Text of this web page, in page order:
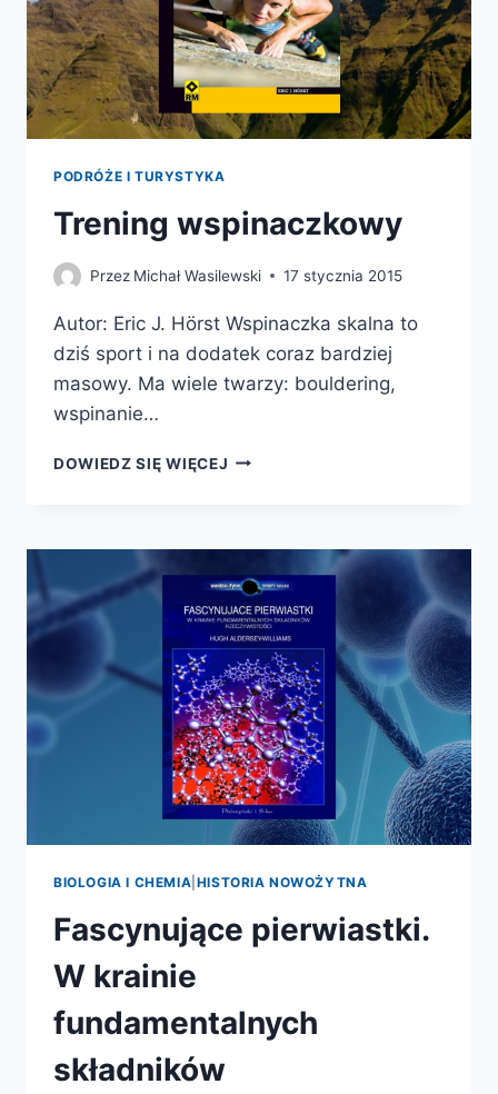
PODRÓŻE I TURYSTYKA
Trening wspinaczkowy
Przez Michał Wasilewski 17 stycznia 2015
Autor: Eric J. Hörst Wspinaczka skalna to
dziś sport i na dodatek coraz bardziej
masowy. Ma wiele twarzy: bouldering,
wspinanie…
DOWIEDZ SIĘ WIĘCEJ TRENING
BIOLOGIA I CHEMIA HISTORIA NOWOŻYTNA
Fascynujące pierwiastki.
W krainie
fundamentalnych
składników